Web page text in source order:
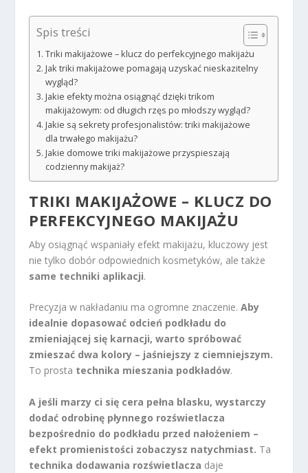
Spis treści
Triki makijażowe – klucz do perfekcyjnego makijażu
Jak triki makijażowe pomagają uzyskać nieskazitelny
wygląd?
Jakie efekty można osiągnąć dzięki trikom
makijażowym: od długich rzęs po młodszy wygląd?
Jakie są sekrety profesjonalistów: triki makijażowe
dla trwałego makijażu?
Jakie domowe triki makijażowe przyspieszają
codzienny makijaż?
TRIKI MAKIJAŻOWE – KLUCZ DO
PERFEKCYJNEGO MAKIJAŻU
Aby osiągnąć wspaniały efekt makijażu, kluczowy jest
nie tylko dobór odpowiednich kosmetyków, ale także
same techniki aplikacji.
Precyzja w nakładaniu ma ogromne znaczenie.Aby
idealnie dopasować odcień podkładu do
zmieniającej się karnacji, warto spróbować
zmieszać dwa kolory – jaśniejszy z ciemniejszym.
To prosta technika mieszania podkładów.
A jeśli marzy ci się cera pełna blasku, wystarczy
dodać odrobinę płynnego rozświetlacza
bezpośrednio do podkładu przed nałożeniem –
efekt promienistości zobaczysz natychmiast. Ta
technika dodawania rozświetlacza daje